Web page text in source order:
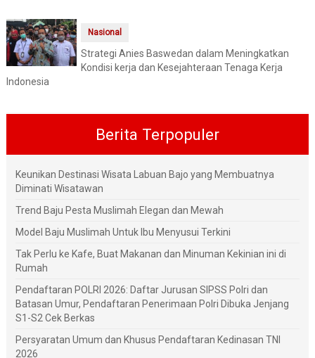
Nasional
Strategi Anies Baswedan dalam Meningkatkan
Kondisi kerja dan Kesejahteraan Tenaga Kerja
Indonesia
Berita Terpopuler
Keunikan Destinasi Wisata Labuan Bajo yang Membuatnya
Diminati Wisatawan
Trend Baju Pesta Muslimah Elegan dan Mewah
Model Baju Muslimah Untuk Ibu Menyusui Terkini
Tak Perlu ke Kafe, Buat Makanan dan Minuman Kekinian ini di
Rumah
Pendaftaran POLRI 2026: Daftar Jurusan SIPSS Polri dan
Batasan Umur, Pendaftaran Penerimaan Polri Dibuka Jenjang
S1-S2 Cek Berkas
Persyaratan Umum dan Khusus Pendaftaran Kedinasan TNI
2026